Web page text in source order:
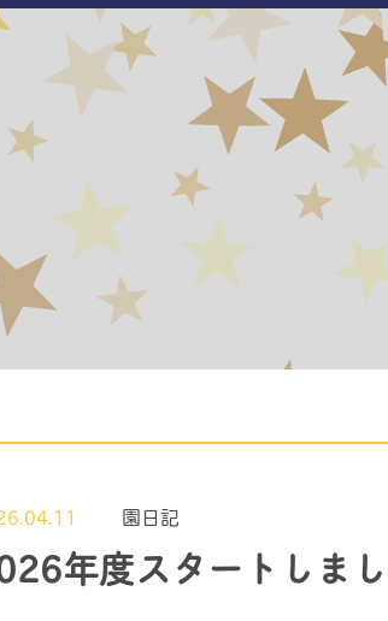
園日記
年度スタートしまし